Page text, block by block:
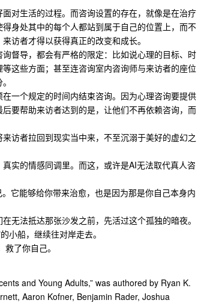
对生活的过程。而咨询设置的存在，就像是在治疗
身处其中的每个人都站到属于自己的位置上，而不
访者才得以获得真正的改变和成长。
督导，都会有严格的限定：比如说心理的目标、时
这些方面；甚至连咨询室内咨询师与来访者的座位
一个规定的时间内结束咨询。因为心理咨询要提供
要帮助来访者达到的是，让他们不再依赖咨询，而
访者拉回到现实当中来，不至沉溺于美好的虚幻之
实的情感同调里。而这，或许是AI无法取代真人咨
它能够给你带来治愈，也是因为那是你自己本身内
无法抵达那张沙发之前，先活过这个孤独的暗夜。
小船，继续往对岸走去。
了你自己。
and Young Adults,” was authored by Ryan K.
Aaron Kofner, Benjamin Rader, Joshua